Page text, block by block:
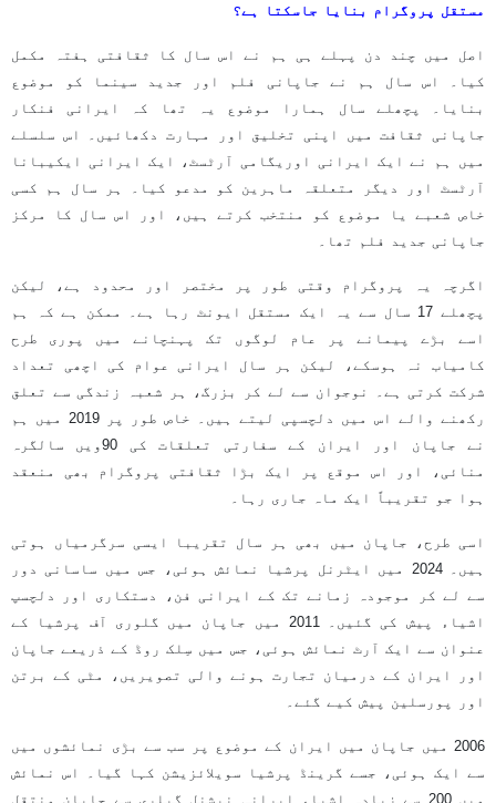
مستقل پروگرام بنایا جاسکتا ہے؟
اصل میں چند دن پہلے ہی ہم نے اس سال کا ثقافتی ہفتہ مکمل
کیا۔ اس سال ہم نے جاپانی فلم اور جدید سینما کو موضوع
بنایا۔ پچھلے سال ہمارا موضوع یہ تھا کہ ایرانی فنکار
جاپانی ثقافت میں اپنی تخلیق اور مہارت دکھائیں۔ اس سلسلے
میں ہم نے ایک ایرانی اوریگامی آرٹسٹ، ایک ایرانی ایکیبانا
آرٹسٹ اور دیگر متعلقہ ماہرین کو مدعو کیا۔ ہر سال ہم کسی
خاص شعبے یا موضوع کو منتخب کرتے ہیں، اور اس سال کا مرکز
جاپانی جدید فلم تھا۔
اگرچہ یہ پروگرام وقتی طور پر مختصر اور محدود ہے، لیکن
پچھلے 17 سال سے یہ ایک مستقل ایونٹ رہا ہے۔ ممکن ہے کہ ہم
اسے بڑے پیمانے پر عام لوگوں تک پہنچانے میں پوری طرح
کامیاب نہ ہوسکے، لیکن ہر سال ایرانی عوام کی اچھی تعداد
شرکت کرتی ہے۔ نوجوان سے لے کر بزرگ، ہر شعبہ زندگی سے تعلق
رکھنے والے اس میں دلچسپی لیتے ہیں۔ خاص طور پر 2019 میں ہم
نے جاپان اور ایران کے سفارتی تعلقات کی 90ویں سالگرہ
منائی، اور اس موقع پر ایک بڑا ثقافتی پروگرام بھی منعقد
ہوا جو تقریباً ایک ماہ جاری رہا۔
اسی طرح، جاپان میں بھی ہر سال تقریبا ایسی سرگرمیاں ہوتی
ہیں۔ 2024 میں ایٹرنل پرشیا نمائش ہوئی، جس میں ساسانی دور
سے لے کر موجودہ زمانے تک کے ایرانی فن، دستکاری اور دلچسپ
اشیاء پیش کی گئیں۔ 2011 میں جاپان میں گلوری آف پرشیا کے
عنوان سے ایک آرٹ نمائش ہوئی، جس میں سِلک روڈ کے ذریعے جاپان
اور ایران کے درمیان تجارت ہونے والی تصویریں، مٹی کے برتن
اور پورسلین پیش کیے گئے۔
2006 میں جاپان میں ایران کے موضوع پر سب سے بڑی نمائشوں میں
سے ایک ہوئی، جسے گرینڈ پرشیا سویلائزیشن کہا گیا۔ اس نمائش
میں 200 سے زیادہ اشیاء ایرانی نیشنل گیلری سے جاپان منتقل